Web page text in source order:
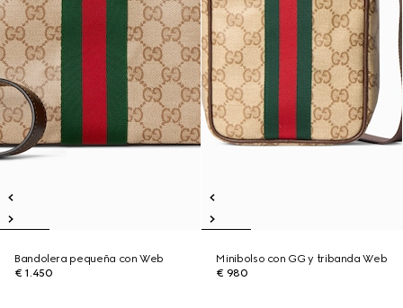
Bandolera pequeña con Web
€ 1.450
Minibolso con GG y tribanda Web
€ 980